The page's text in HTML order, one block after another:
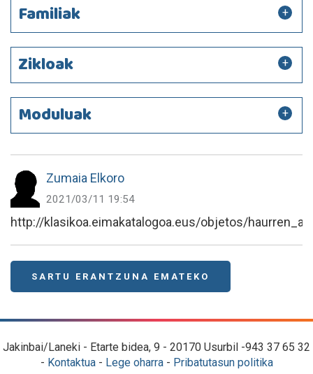
Familiak
Zikloak
Moduluak
Zumaia Elkoro
2021/03/11 19:54
http://klasikoa.eimakatalogoa.eus/objetos/
SARTU ERANTZUNA EMATEKO
Jakinbai/Laneki - Etarte bidea, 9 - 20170 Usurbil -943 37 65 32
- Kontaktua- Lege oharra- Pribatutasun politika